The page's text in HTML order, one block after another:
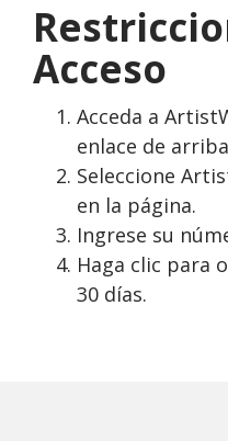
Acceso
Acceda a
enlace de
Seleccione
en la página.
Ingrese su
Haga clic para
30 días.